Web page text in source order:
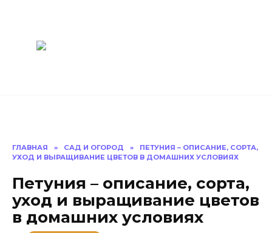
ГЛАВНАЯ » САД И ОГОРОД »
ПЕТУНИЯ – ОПИСАНИЕ, СОРТА,
УХОД И ВЫРАЩИВАНИЕ ЦВЕТОВ В ДОМАШНИХ УСЛОВИЯХ
Петуния – описание, сорта,
уход и выращивание цветов
в домашних условиях